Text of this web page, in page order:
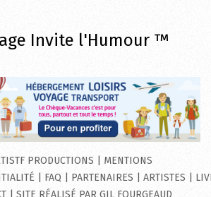
Invite l'Humour ™
PRODUCTIONS
MENTIONS
FAQ PARTENAIRES ARTISTES